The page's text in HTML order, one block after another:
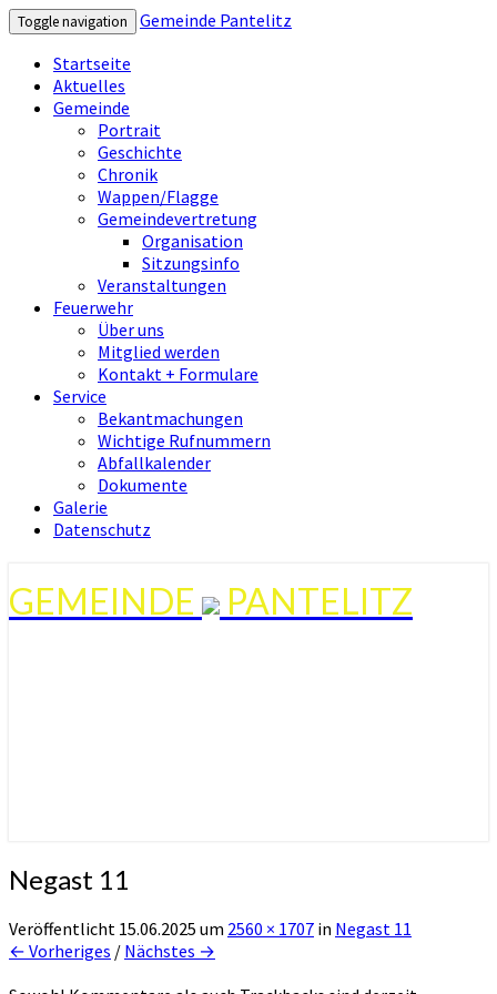
Toggle navigation
Gemeinde Pantelitz
Startseite
Aktuelles
Gemeinde
Portrait
Geschichte
Chronik
Wappen/Flagge
Gemeindevertretung
Organisation
Sitzungsinfo
Veranstaltungen
Feuerwehr
Über uns
Mitglied werden
Kontakt + Formulare
Service
Bekantmachungen
Wichtige Rufnummern
Abfallkalender
Dokumente
Galerie
Datenschutz
GEMEINDE PANTELITZ
Negast 11
Veröffentlicht 15.06.2025 um 2560 × 1707 in Negast 11
← Vorheriges / Nächstes →